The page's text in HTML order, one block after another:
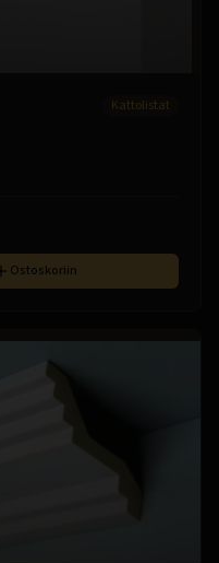
Kattolistat
Ostoskoriin